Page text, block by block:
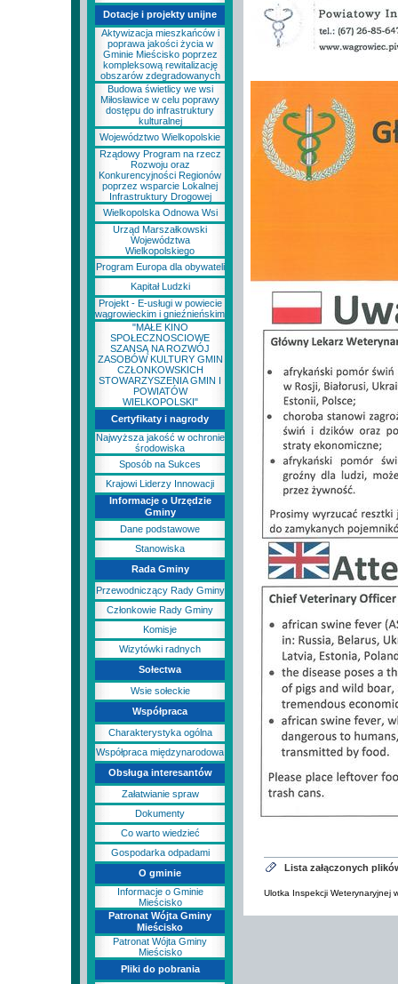
Dotacje i projekty unijne
Aktywizacja mieszkańców i
poprawa jakości życia w
Gminie Mieścisko poprzez
kompleksową rewitalizację
obszarów zdegradowanych
Budowa świetlicy we wsi
Miłosławice w celu poprawy
dostępu do infrastruktury
kulturalnej
Województwo Wielkopolskie
Rządowy Program na rzecz
Rozwoju oraz
Konkurencyjności Regionów
poprzez wsparcie Lokalnej
Infrastruktury Drogowej
Wielkopolska Odnowa Wsi
Urząd Marszałkowski
Województwa
Wielkopolskiego
Program Europa dla obywateli
Kapitał Ludzki
Projekt - E-usługi w powiecie
wągrowieckim i gnieźnieńskim
"MAŁE KINO
SPOŁECZNOSCIOWE
SZANSĄ NA ROZWÓJ
ZASOBÓW KULTURY GMIN
CZŁONKOWSKICH
STOWARZYSZENIA GMIN I
POWIATÓW
WIELKOPOLSKI"
Certyfikaty i nagrody
Najwyższa jakość w ochronie
środowiska
Sposób na Sukces
Krajowi Liderzy Innowacji
Informacje o Urzędzie
Gminy
Dane podstawowe
Stanowiska
Rada Gminy
Przewodniczący Rady Gminy
Członkowie Rady Gminy
Komisje
Wizytówki radnych
Sołectwa
Wsie sołeckie
Współpraca
Charakterystyka ogólna
Współpraca międzynarodowa
Obsługa interesantów
Załatwianie spraw
Dokumenty
Co warto wiedzieć
Gospodarka odpadami
O gminie
Informacje o Gminie
Mieścisko
Patronat Wójta Gminy
Mieścisko
Patronat Wójta Gminy
Mieścisko
Pliki do pobrania
Lista załączonych
Ulotka Inspekcji Weterynaryjnej